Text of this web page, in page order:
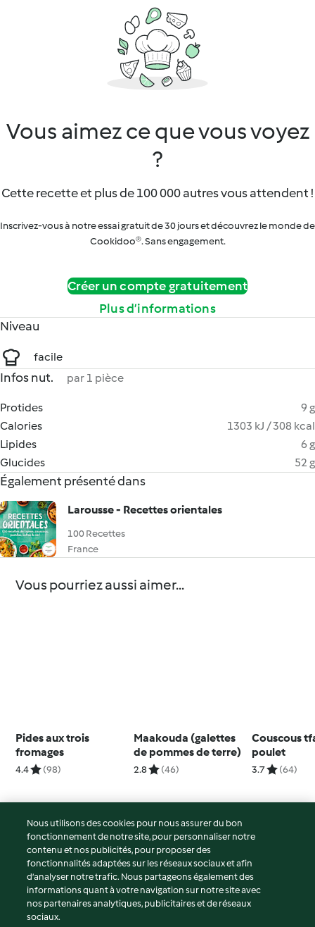
Vous aimez ce que vous voyez
?
Cette recette et plus de 100 000 autres vous attendent !
Inscrivez-vous à notre essai gratuit de 30 jours et découvrez le monde de
Cookidoo®. Sans engagement.
Créer un compte gratuitement
Plus d’informations
Niveau
facile
Infos nut. par 1 pièce
Protides
9 g
Calories
1303 kJ / 308 kcal
Lipides
6 g
Glucides
52 g
Également présenté dans
Larousse - Recettes orientales
100 Recettes
France
Vous pourriez aussi aimer...
Pides aux trois
fromages
4.4 (98)
Maakouda (galettes
de pommes de terre)
2.8 (46)
Couscous
poulet
3.7 (64)
© Copyright 2026
Conditions d'utilisation
Politique de confidentialité
Non-responsabilité
Mentions légales
Nous utilisons des cookies pour nous assurer du bon
fonctionnement de notre site, pour personnaliser notre
contenu et nos publicités, pour proposer des
fonctionnalités adaptées sur les réseaux sociaux et afin
d’analyser notre trafic. Nous partageons également des
informations quant à votre navigation sur notre site avec
nos partenaires analytiques, publicitaires et de réseaux
sociaux.